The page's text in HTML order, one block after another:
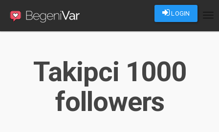
LOGIN
Takipci 1000
followers